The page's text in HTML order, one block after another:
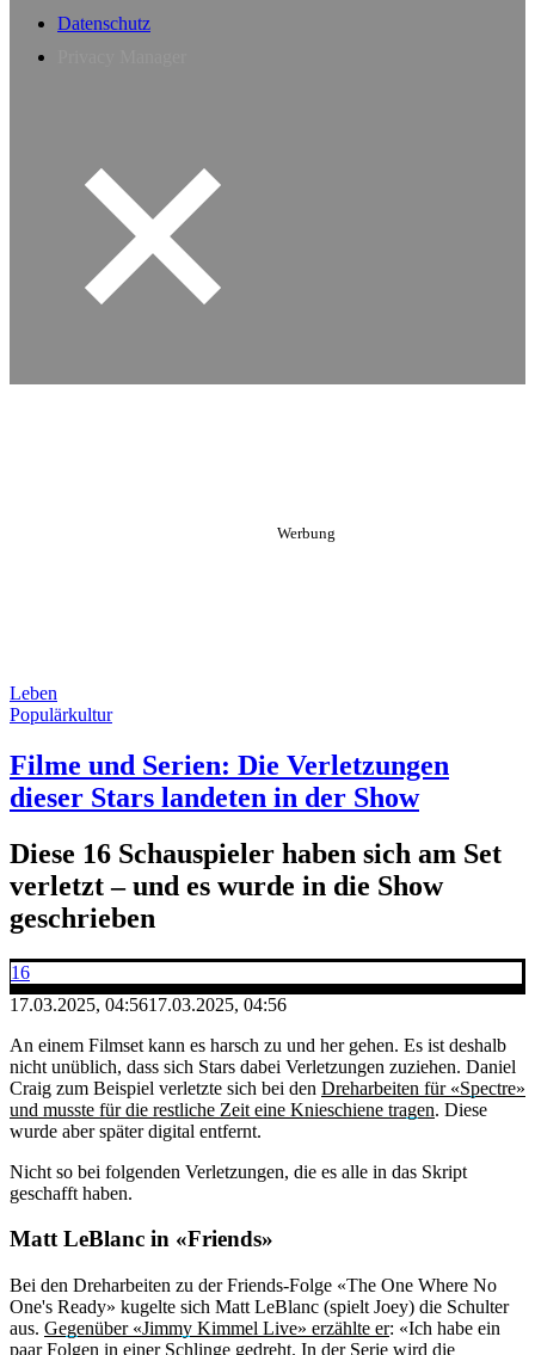
Datenschutz
Leben
Populärkultur
Filme und Serien: Die Verletzungen
dieser Stars landeten in der Show
Diese 16 Schauspieler haben sich am Set
verletzt – und es wurde in die Show
geschrieben
16
17.03.2025, 04:5617.03.2025, 04:56
An einem Filmset kann es harsch zu und her gehen. Es ist deshalb
nicht unüblich, dass sich Stars dabei Verletzungen zuziehen. Daniel
Craig zum Beispiel verletzte sich bei den Dreharbeiten für «Spectre»
und musste für die restliche Zeit eine Knieschiene tragen. Diese
wurde aber später digital entfernt.
Nicht so bei folgenden Verletzungen, die es alle in das Skript
geschafft haben.
Matt LeBlanc in «Friends»
Bei den Dreharbeiten zu der Friends-Folge «The One Where No
One's Ready» kugelte sich Matt LeBlanc (spielt Joey) die Schulter
aus. Gegenüber «Jimmy Kimmel Live» erzählte er: «Ich habe ein
paar Folgen in einer Schlinge gedreht. In der Serie wird die